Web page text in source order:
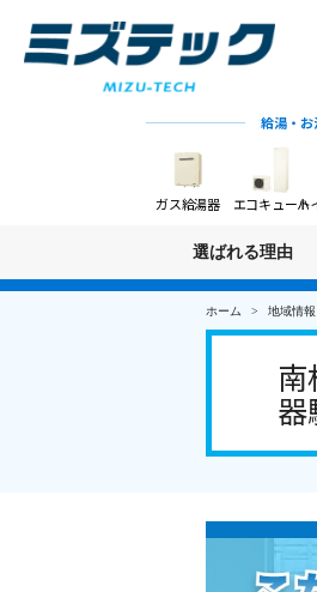
給湯・お
ガス給湯器 エコキュート
ハ
選ばれる理由
ホーム 地域情報
器